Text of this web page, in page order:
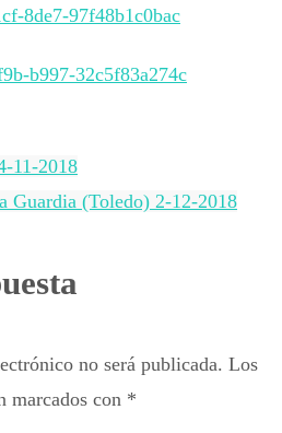
11-2018
Guardia (Toledo) 2-12-2018
no será publicada. Los
marcados con *